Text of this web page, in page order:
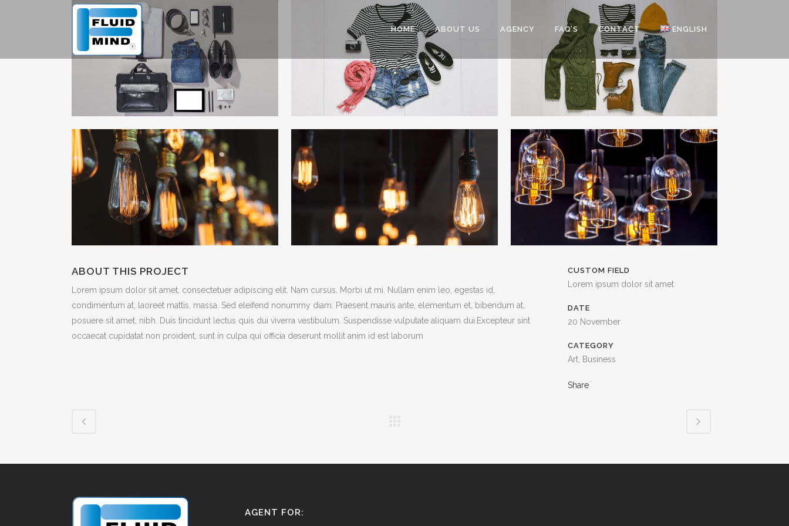
HOME ABOUT US AGENCY FAQ’S CONTACT ENGLISH
ABOUT THIS PROJECT
Lorem ipsum dolor sit amet, consectetuer adipiscing elit. Nam cursus. Morbi ut mi. Nullam enim leo, egestas id,
condimentum at, laoreet mattis, massa. Sed eleifend nonummy diam. Praesent mauris ante, elementum et, bibendum at,
posuere sit amet, nibh. Duis tincidunt lectus quis dui viverra vestibulum. Suspendisse vulputate aliquam dui.Excepteur sint
occaecat cupidatat non proident, sunt in culpa qui officia deserunt mollit anim id est laborum
CUSTOM FIELD
Lorem ipsum dolor sit amet
DATE
20 November
CATEGORY
Art, Business
Share
AGENT FOR: